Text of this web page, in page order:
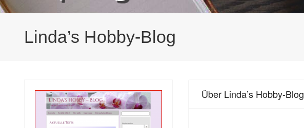
Linda’s Hobby-Blog
Über Linda’s Hobby-Blog